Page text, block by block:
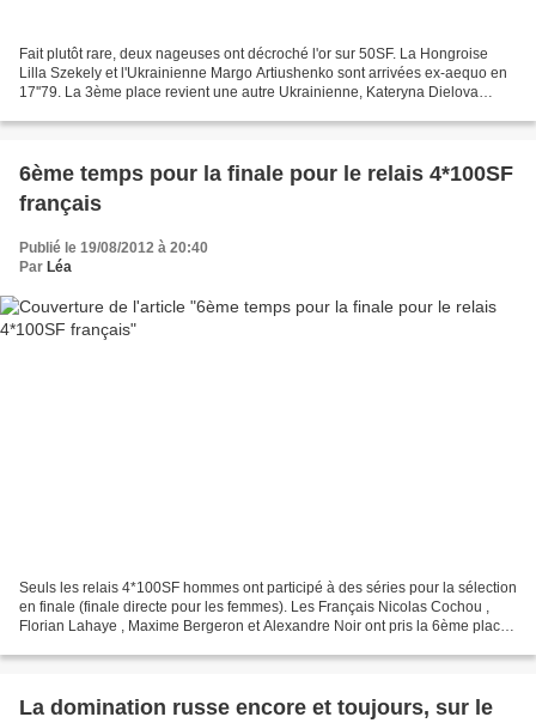
Fait plutôt rare, deux nageuses ont décroché l'or sur 50SF. La Hongroise
Lilla Szekely et l'Ukrainienne Margo Artiushenko sont arrivées ex-aequo en
17''79. La 3ème place revient une autre Ukrainienne, Kateryna Dielova
6ème temps pour la finale pour le relais 4*100SF
français
Publié le 19/08/2012 à 20:40
Par Léa
Seuls les relais 4*100SF hommes ont participé à des séries pour la sélection
en finale (finale directe pour les femmes). Les Français Nicolas Cochou ,
Florian Lahaye , Maxime Bergeron et Alexandre Noir ont pris la 6ème place
La domination russe encore et toujours, sur le